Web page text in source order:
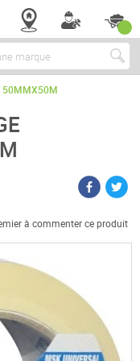
Chercher
50MMX50M
à commenter ce produit